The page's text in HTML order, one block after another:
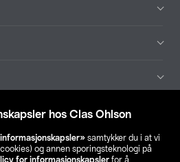
hos Clas Ohlson
samtykker du i at vi
og annen sporingsteknologi på
for informasjonskapsler for å
din butikk